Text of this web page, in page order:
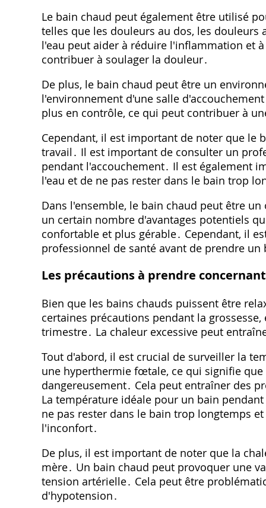
Le bain chaud peut également être utilisé
telles que les douleurs au dos, les douleurs
l'eau peut aider à réduire l'inflammation et
contribuer à soulager la douleur․
De plus, le bain chaud peut être un
l'environnement d'une salle
plus en contrôle, ce qui peut contribuer à
Cependant, il est important de noter que le
travail․ Il est important de consulter un
pendant l'accouchement․ Il est également
l'eau et de ne pas rester dans le bain trop
Dans l'ensemble, le bain chaud peut être
un certain nombre d'avantages potentiels
confortable et plus gérable․ Cependant, il
professionnel de santé avant de prendre
Les précautions à prendre
Bien que les bains chauds puissent être
certaines précautions pendant la
trimestre․ La chaleur excessive peut
Tout d'abord, il est crucial de surveiller la
une hyperthermie fœtale, ce qui signifie
dangereusement․ Cela peut entraîner des
La température idéale pour un bain
ne pas rester dans le bain trop longtemps
l'inconfort․
De plus, il est important de noter que la
mère․ Un bain chaud peut provoquer une
tension artérielle․ Cela peut être
d'hypotension․